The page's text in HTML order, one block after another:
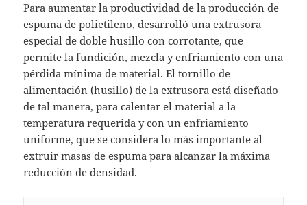
Para aumentar la productividad de la producción de
espuma de polietileno, desarrolló una extrusora
especial de doble husillo con corrotante, que
permite la fundición, mezcla y enfriamiento con una
pérdida mínima de material. El tornillo de
alimentación (husillo) de la extrusora está diseñado
de tal manera, para calentar el material a la
temperatura requerida y con un enfriamiento
uniforme, que se considera lo más importante al
extruir masas de espuma para alcanzar la máxima
reducción de densidad.